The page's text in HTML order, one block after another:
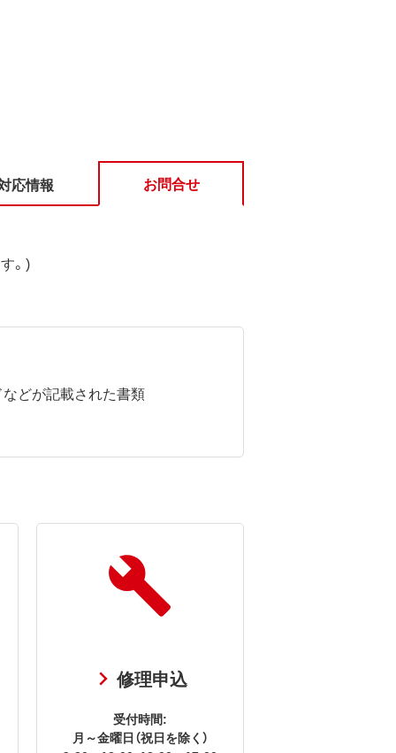
応情報 お問合せ
。)
どが記載された書類
修理申込
受付時間:
月～金曜日（祝日を除く）